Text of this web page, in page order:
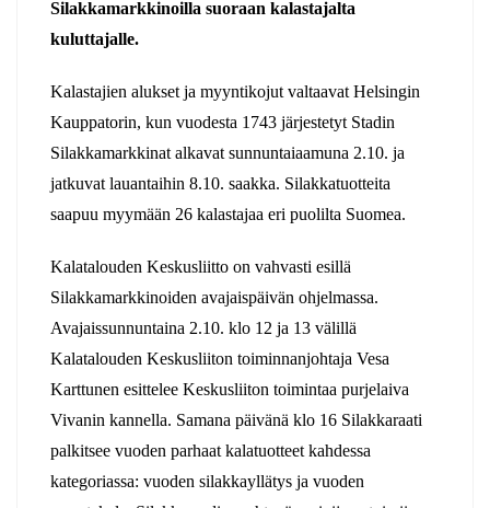
Silakkamarkkinoilla suoraan kalastajalta
kuluttajalle.
Kalastajien alukset ja myyntikojut valtaavat Helsingin
Kauppatorin, kun vuodesta 1743 järjestetyt Stadin
Silakkamarkkinat alkavat sunnuntaiaamuna 2.10. ja
jatkuvat lauantaihin 8.10. saakka. Silakkatuotteita
saapuu myymään 26 kalastajaa eri puolilta Suomea.
Kalatalouden Keskusliitto on vahvasti esillä
Silakkamarkkinoiden avajaispäivän ohjelmassa.
Avajaissunnuntaina 2.10. klo 12 ja 13 välillä
Kalatalouden Keskusliiton toiminnanjohtaja Vesa
Karttunen esittelee Keskusliiton toimintaa purjelaiva
Vivanin kannella. Samana päivänä klo 16 Silakkaraati
palkitsee vuoden parhaat kalatuotteet kahdessa
kategoriassa: vuoden silakkayllätys ja vuoden